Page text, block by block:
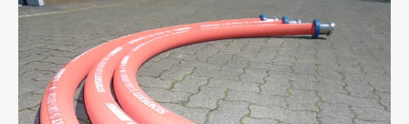
Lebensmittel-Schlauchleitungen von uns...